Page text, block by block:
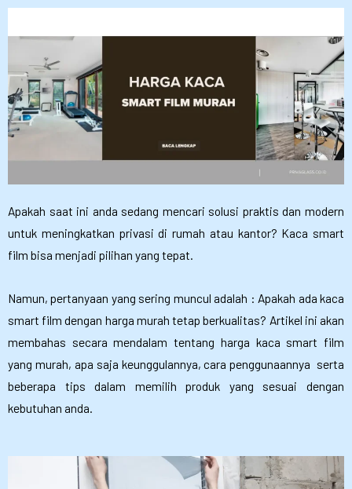
Apakah saat ini anda sedang mencari solusi praktis dan modern
untuk meningkatkan privasi di rumah atau kantor? Kaca smart
film bisa menjadi pilihan yang tepat.
Namun, pertanyaan yang sering muncul adalah : Apakah ada kaca
smart film dengan harga murah tetap berkualitas? Artikel ini akan
membahas secara mendalam tentang harga kaca smart film
yang murah, apa saja keunggulannya, cara penggunaannya serta
beberapa tips dalam memilih produk yang sesuai dengan
kebutuhan anda.